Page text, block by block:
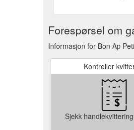
Forespørsel om
Informasjon for Bon Ap
Kontroller
Sjekk